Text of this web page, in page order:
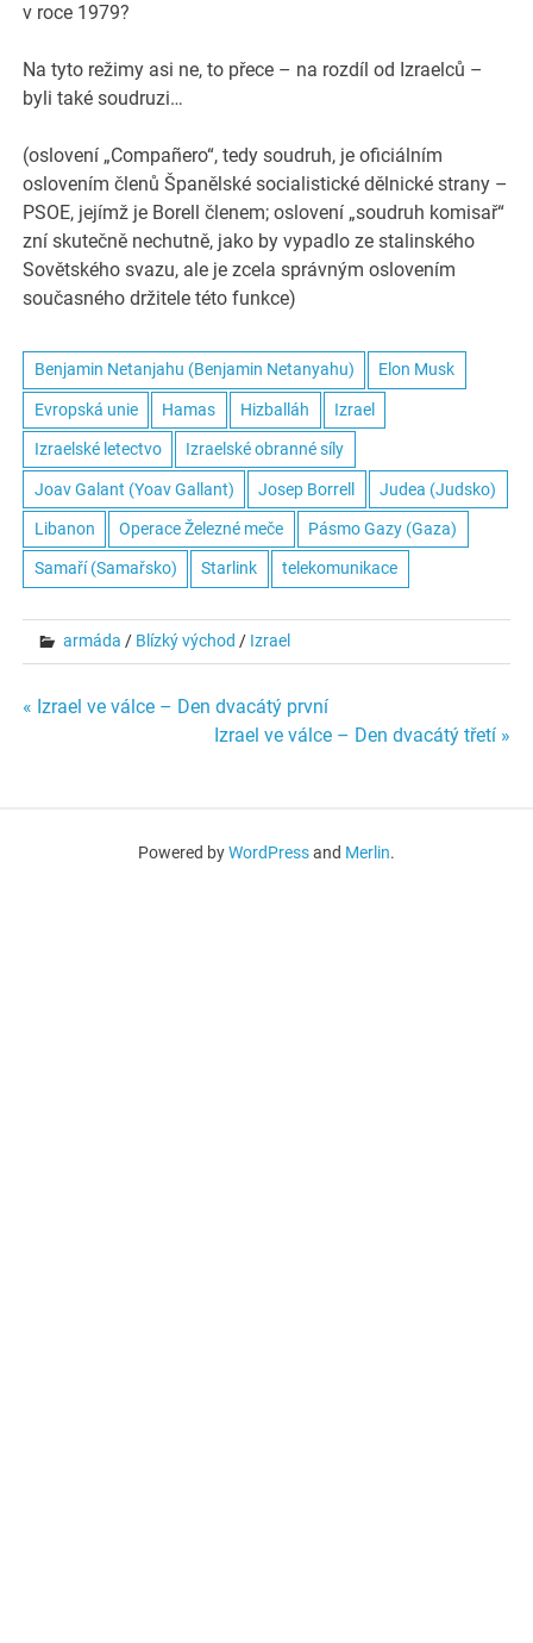
v roce 1979?
Na tyto režimy asi ne, to přece – na rozdíl od Izraelců –
byli také soudruzi…
(oslovení „Compañero“, tedy soudruh, je oficiálním
oslovením členů Španělské socialistické dělnické strany –
PSOE, jejímž je Borell členem; oslovení „soudruh komisař“
zní skutečně nechutně, jako by vypadlo ze stalinského
Sovětského svazu, ale je zcela správným oslovením
současného držitele této funkce)
Benjamin Netanjahu (Benjamin Netanyahu) Elon Musk
Evropská unie Hamas Hizballáh Izrael
Izraelské letectvo Izraelské obranné síly
Joav Galant (Yoav Gallant) Josep Borrell Judea (Judsko)
Libanon Operace Železné meče Pásmo Gazy (Gaza)
Samaří (Samařsko) Starlink telekomunikace
armáda / Blízký východ / Izrael
Navigace
« Izrael ve válce – Den dvacátý první
Izrael ve válce – Den dvacátý třetí »
Powered byWordPressand Merlin.